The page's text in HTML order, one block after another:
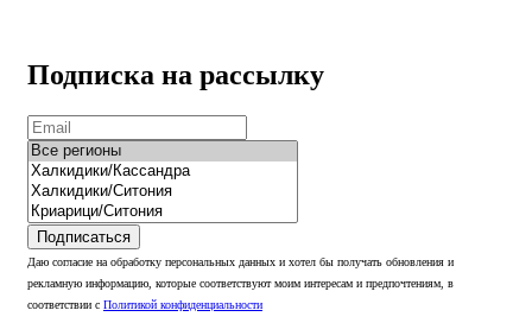
Подписка на рассылку
Подписаться
Даю согласие на обработку персональных данных и хотел бы получать обновления и
рекламную информацию, которые соответствуют моим интересам и предпочтениям, в
соответствии с Политикой конфиденциальности